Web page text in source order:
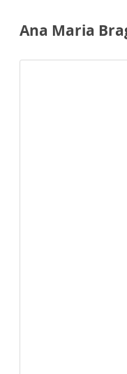
Ana Maria